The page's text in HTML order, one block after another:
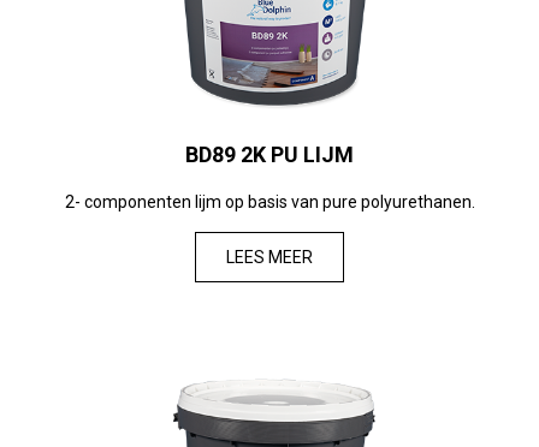
BD89 2K PU LIJM
2- componenten lijm op basis van pure polyurethanen.
LEES MEER